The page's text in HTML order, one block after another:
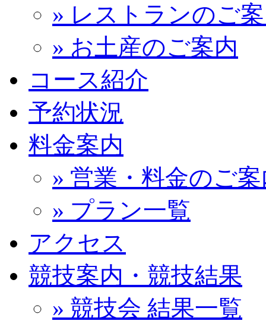
» レストランのご
» お土産のご案内
コース紹介
予約状況
料金案内
» 営業・料金のご
» プラン一覧
アクセス
競技案内・競技結果
» 競技会 結果一覧